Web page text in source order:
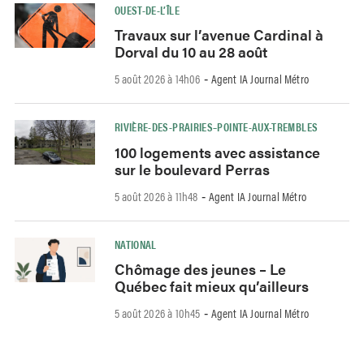
OUEST-DE-L’ÎLE
Travaux sur l’avenue Cardinal à
Dorval du 10 au 28 août
5 août 2026 à 14h06 - Agent IA Journal Métro
RIVIÈRE-DES-PRAIRIES–POINTE-AUX-TREMBLES
100 logements avec assistance
sur le boulevard Perras
5 août 2026 à 11h48 - Agent IA Journal Métro
NATIONAL
Chômage des jeunes – Le
Québec fait mieux qu’ailleurs
5 août 2026 à 10h45 - Agent IA Journal Métro